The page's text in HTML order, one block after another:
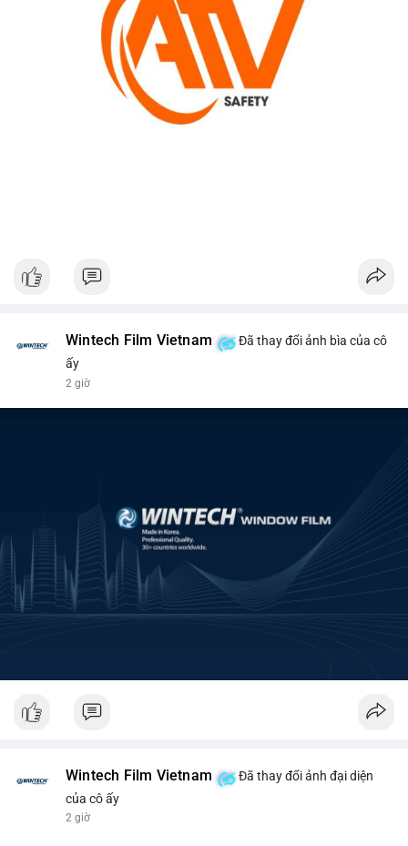
Wintech Film Vietnam
Đã thay đổi ảnh bìa của cô
ấy
2 giờ
Wintech Film Vietnam
Đã thay đổi ảnh đại diện
của cô ấy
2 giờ